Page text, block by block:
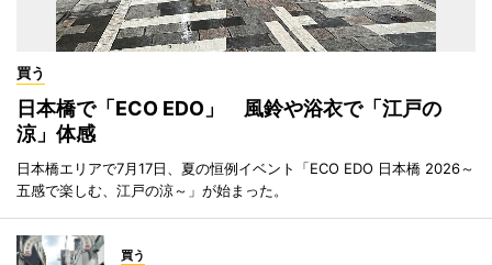
買う
日本橋で「ECO EDO」 風鈴や浴衣で「江戸の
涼」体感
日本橋エリアで7月17日、夏の恒例イベント「ECO EDO 日本橋 2026～
五感で楽しむ、江戸の涼～」が始まった。
買う